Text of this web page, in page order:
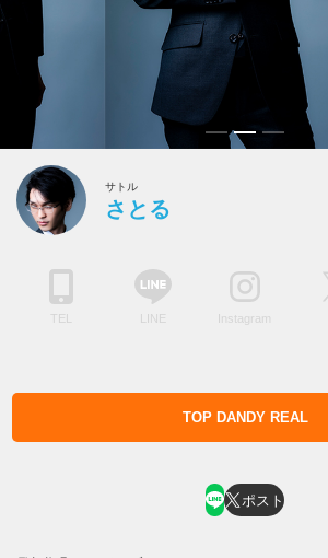
サトル
さとる
TEL LINE Instagram
TOP DANDY REAL
ポスト